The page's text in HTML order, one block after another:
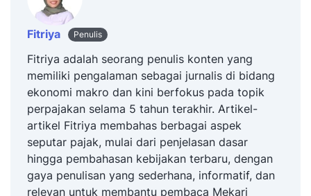
Fitriya Penulis
Fitriya adalah seorang penulis konten yang
memiliki pengalaman sebagai jurnalis di bidang
ekonomi makro dan kini berfokus pada topik
perpajakan selama 5 tahun terakhir. Artikel-
artikel Fitriya membahas berbagai aspek
seputar pajak, mulai dari penjelasan dasar
hingga pembahasan kebijakan terbaru, dengan
gaya penulisan yang sederhana, informatif, dan
relevan untuk membantu pembaca Mekari